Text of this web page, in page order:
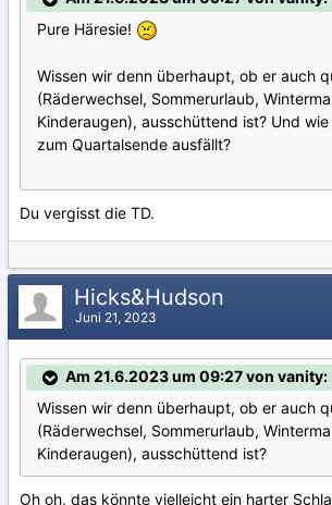
Pure Häresie!
Wissen wir denn überhaupt, ob er auch
(Räderwechsel, Sommerurlaub,
Kinderaugen), ausschüttend ist? Und
zum Quartalsende ausfällt?
Du vergisst die TD.
Hicks&Hudson
Juni 21, 2023
Am 21.6.2023 um 09:27 von vanity:
Wissen wir denn überhaupt, ob er auch
(Räderwechsel, Sommerurlaub,
Kinderaugen), ausschüttend ist?
Oh oh, das könnte vielleicht ein harter